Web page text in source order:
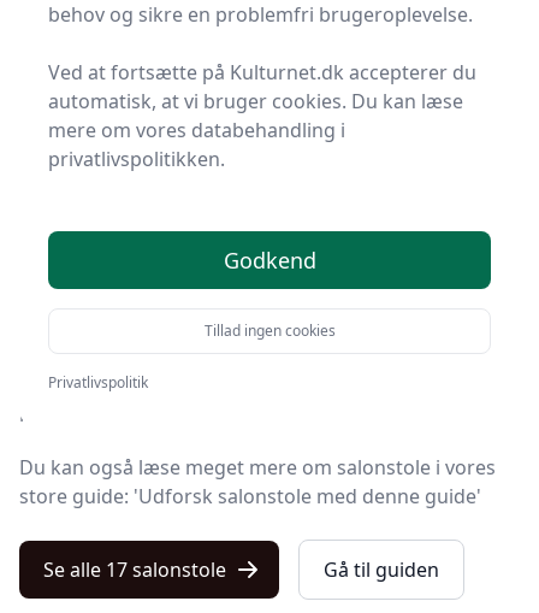
Bolig og indretning Møbler
Bedste salonstole og
tilbud - top 17
Velkommen til Kulturnet! Vi har gjort arbejdet for dig
og udvalgt 17 af de bedste salonstole på markedet.
Uanset om du leder efter kvalitet, et prisvenligt
salonstol tilbud, en specifik model eller at få gratis
levering, finder du det på vores liste med 17 udvalgte
Du kan også læse meget mere om salonstole i vores
store guide: 'Udforsk salonstole med denne guide'
Se alle 17 salonstole Gå til guiden
behov og sikre en problemfri brugeroplevelse.
Ved at fortsætte på Kulturnet.dk accepterer du
automatisk, at vi bruger cookies. Du kan læse
mere om vores databehandling i
privatlivspolitikken.
Godkend
Tillad ingen cookies
Privatlivspolitik